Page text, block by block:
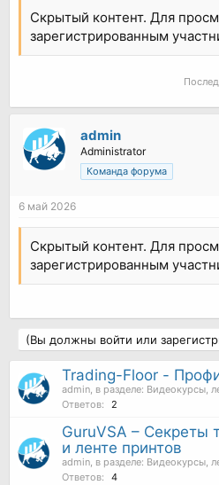
Скрытый контент. Для
зарегистрированным
admin
Administrator
Команда форума
6 май 2026
Скрытый контент. Для
зарегистрированным
(Вы должны войти или
Trading-Floor -
admin , в разделе: Видеокурсы,
Ответов:
2
GuruVSA – Секреты
и ленте принтов
admin , в разделе: Видеокурсы,
Ответов:
4